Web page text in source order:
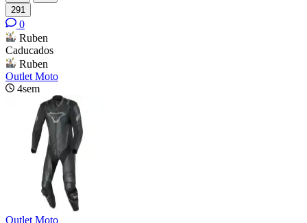
291
0
Ruben
Caducados
Ruben
Outlet Moto
4sem
Outlet Moto